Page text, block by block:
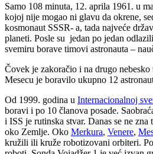
Samo 108 minuta, 12. aprila 1961. u
kojoj nije mogao ni glavu da okrene,
kosmonaut SSSR- a, tada najveće
planeti. Posle su jedan po jedan
svemiru borave timovi astronauta –
Čovek je zakoračio i na drugo
Mesecu je boravilo ukupno 12
Od 1999. godina u Internacionalnoj
boravi i po 10 članova posade.
i ISS je rutinska stvar. Danas se ne zna
oko Zemlje. Oko Merkura, Venere,
kružili ili kruže robotizovani orbiteri.